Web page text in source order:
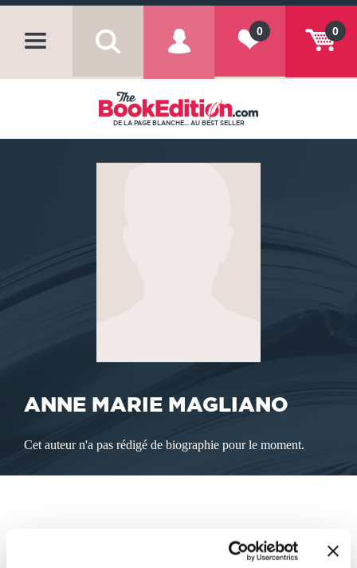
0
0
DE LA PAGE BLANCHE... AU BEST SELLER
ANNE MARIE MAGLIANO
Cet auteur n'a pas rédigé de biographie pour le moment.